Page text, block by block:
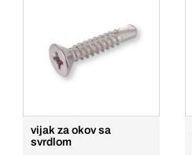
vijak za okov sa
svrdlom